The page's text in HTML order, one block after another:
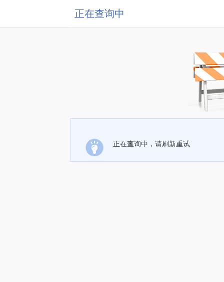
正在查询中
正在查询中，请刷新重试